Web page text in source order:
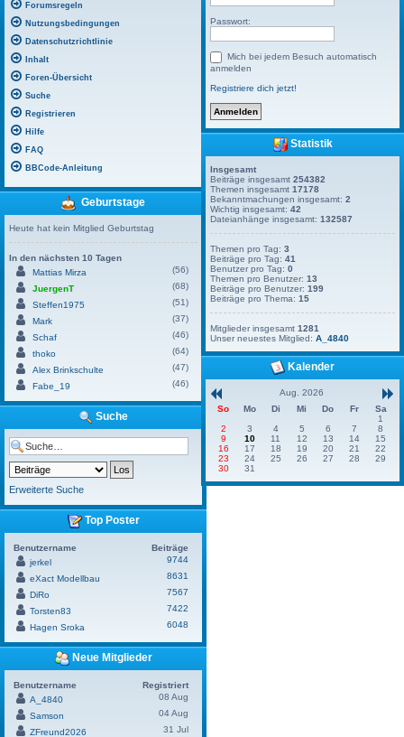
Forumsregeln
Nutzungsbedingungen
Datenschutzrichtlinie
Inhalt
Foren-Übersicht
Suche
Registrieren
Hilfe
FAQ
BBCode-Anleitung
Geburtstage
Heute hat kein Mitglied Geburtstag
In den nächsten 10 Tagen
Mattias Mirza
(56)
JuergenT
(68)
Steffen1975
(51)
Mark
(37)
Schaf
(46)
thoko
(64)
Alex Brinkschulte
(47)
Fabe_19
(46)
Suche
Erweiterte Suche
Top Poster
Benutzername
Beiträge
jerkel
9744
eXact Modellbau
8631
DiRo
7567
Torsten83
7422
Hagen Sroka
6048
Neue Mitglieder
Benutzername
Registriert
A_4840
08 Aug
Samson
04 Aug
ZFreund2026
31 Jul
Passwort:
Mich bei jedem Besuch automatisch
anmelden
Registriere dich jetzt!
Statistik
Insgesamt
Beiträge insgesamt254382
Themen insgesamt17178
Bekanntmachungen insgesamt:2
Wichtig insgesamt:42
Dateianhänge insgesamt:132587
Themen pro Tag:3
Beiträge pro Tag:41
Benutzer pro Tag:0
Themen pro Benutzer:13
Beiträge pro Benutzer:199
Beiträge pro Thema:15
Mitglieder insgesamt1281
Unser neuestes Mitglied:A_4840
Kalender
Aug. 2026
So
Mo Di Mi Do Fr
Sa
1
2
3 4 5 6 7
8
9
10 11 12 13 14
15
16
17 18 19 20 21
22
23
24 25 26 27 28
29
30
31